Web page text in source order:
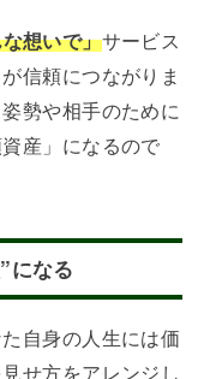
想いで」サービス
信頼につながりま
勢や相手のために
産」になるので
になる
自身の人生には価
せ方をアレンジし